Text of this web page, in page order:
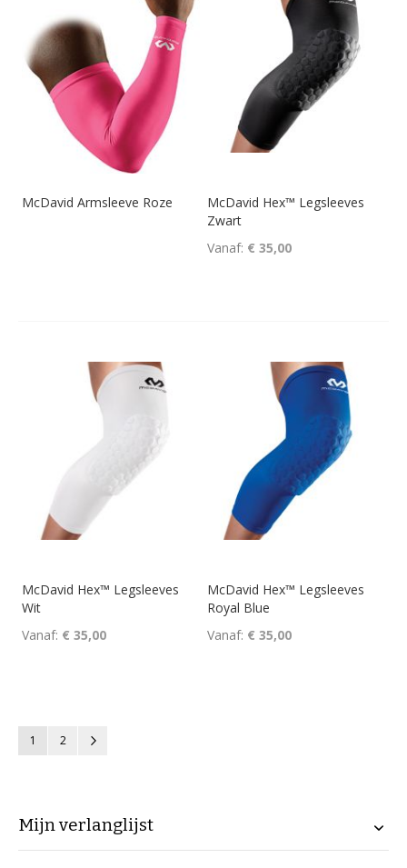
McDavid Armsleeve Roze
McDavid Hex™ Legsleeves
Zwart
Vanaf € 35,00
McDavid Hex™ Legsleeves
Wit
Vanaf € 35,00
McDavid Hex™ Legsleeves
Royal Blue
Vanaf € 35,00
Pagina
U lees momenteel pagina
1 Pagina
2
Mijn verlanglijst